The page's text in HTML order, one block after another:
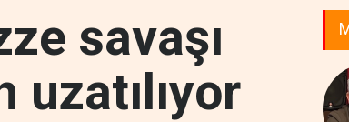
savaşı
uzatılıyor